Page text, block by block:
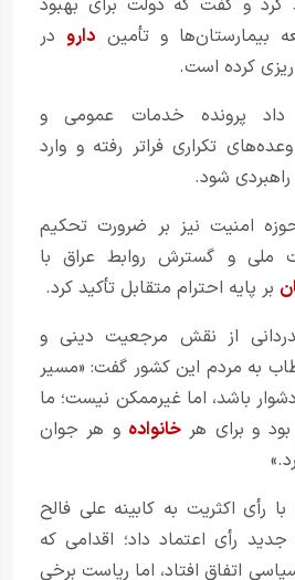
کرد و گفت که دولت برای بهبود
بیمارستان‌ها و تأمین دارودر
کرده است.
پرونده خدمات عمومی و
تکراری فراتر رفته و وارد
شود.
امنیت نیز بر ضرورت تحکیم
ملی و گسترش روابط عراق با
بر پایه احترام متقابل تأکید کرد.
از نقش مرجعیت دینی و
به مردم این کشور گفت: «مسیر
باشد، اما غیرممکن نیست؛ ما
و برای هر خانواده و هر جوان
رأی اکثریت به کابینه علی فالح
جدید رأی اعتماد داد؛ اقدامی که
اتفاق افتاد، اما ریاست برخی